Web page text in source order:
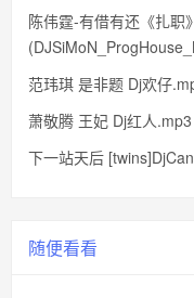
陈伟霆-有借有还《扎职
范玮琪 是非题 Dj欢仔
萧敬腾 王妃 Dj红人.mp3
下一站天后
随便看看